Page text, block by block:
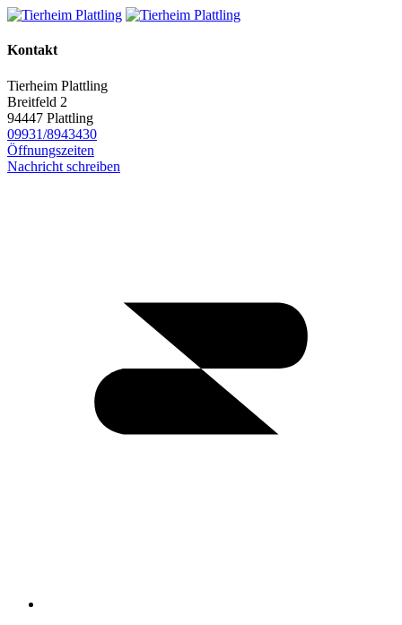
Kontakt
Tierheim Plattling
Breitfeld 2
94447 Plattling
09931/8943430
Öffnungszeiten
Nachricht schreiben